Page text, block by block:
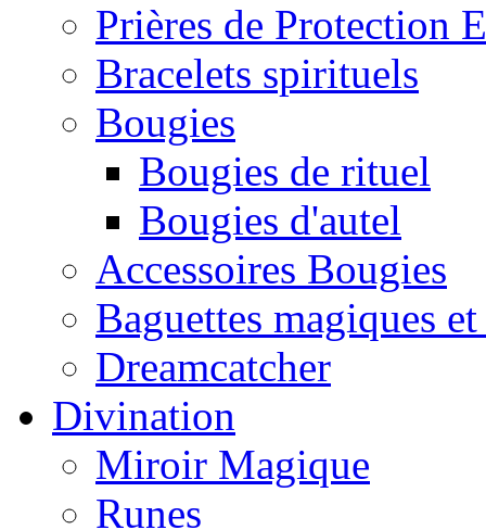
Prières de Protection
Bracelets spirituels
Bougies
Bougies de rituel
Bougies d'autel
Accessoires Bougies
Baguettes magiques
Dreamcatcher
Divination
Miroir Magique
Runes